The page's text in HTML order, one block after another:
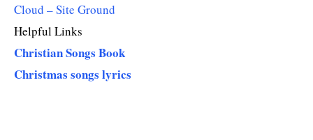
Cloud – Site Ground
Helpful Links
Christian Songs Book
Christmas songs lyrics